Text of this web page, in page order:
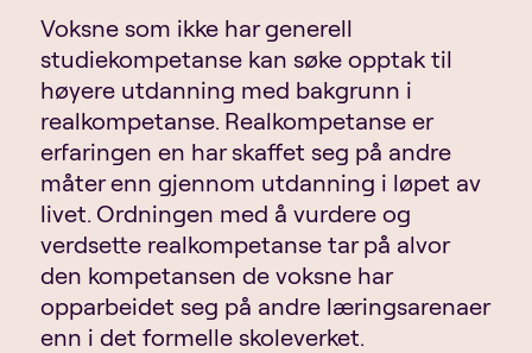
Voksne som ikke har generell
studiekompetanse kan søke opptak til
høyere utdanning med bakgrunn i
realkompetanse. Realkompetanse er
erfaringen en har skaffet seg på andre
måter enn gjennom utdanning i løpet av
livet. Ordningen med å vurdere og
verdsette realkompetanse tar på alvor
den kompetansen de voksne har
opparbeidet seg på andre læringsarenaer
enn i det formelle skoleverket.